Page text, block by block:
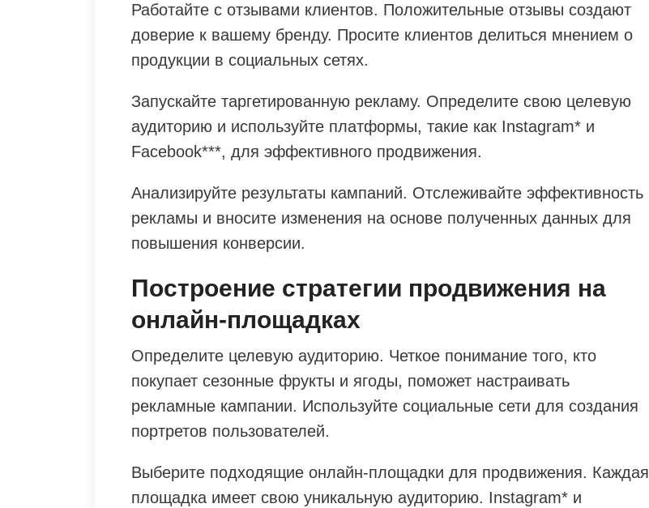
Работайте с отзывами клиентов. Положительные отзывы создают
доверие к вашему бренду. Просите клиентов делиться мнением о
продукции в социальных сетях.
Запускайте таргетированную рекламу. Определите свою целевую
аудиторию и используйте платформы, такие как Instagram* и
Facebook***, для эффективного продвижения.
Анализируйте результаты кампаний. Отслеживайте эффективность
рекламы и вносите изменения на основе полученных данных для
повышения конверсии.
Построение стратегии продвижения на
онлайн-площадках
Определите целевую аудиторию. Четкое понимание того, кто
покупает сезонные фрукты и ягоды, поможет настраивать
рекламные кампании. Используйте социальные сети для создания
портретов пользователей.
Выберите подходящие онлайн-площадки для продвижения. Каждая
площадка имеет свою уникальную аудиторию. Instagram* и